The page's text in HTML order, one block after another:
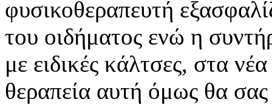
φυσικοθεραπευτή
του οιδήματος ενώ η
με ειδικές κάλτσες, στα
θεραπεία αυτή όμως θα